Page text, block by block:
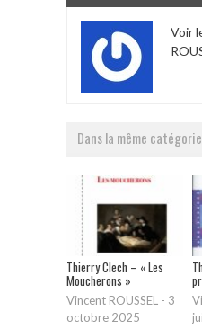
Voir
Dans la même catégorie
Thierry Clech – « Les
Moucherons »
Vincent ROUSSEL - 3
octobre 2025